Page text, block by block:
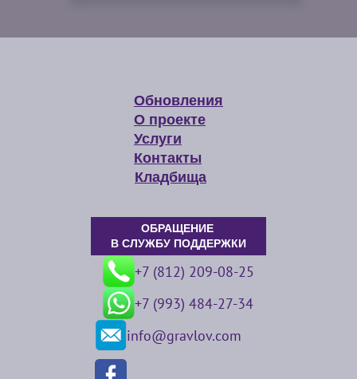
Обновления
О проекте
Услуги
Контакты
Кладбища
ОБРАЩЕНИЕ
В СЛУЖБУ ПОДДЕРЖКИ
+7 (812) 209-08-25
+7 (993) 484-27-34
info@gravlov.com